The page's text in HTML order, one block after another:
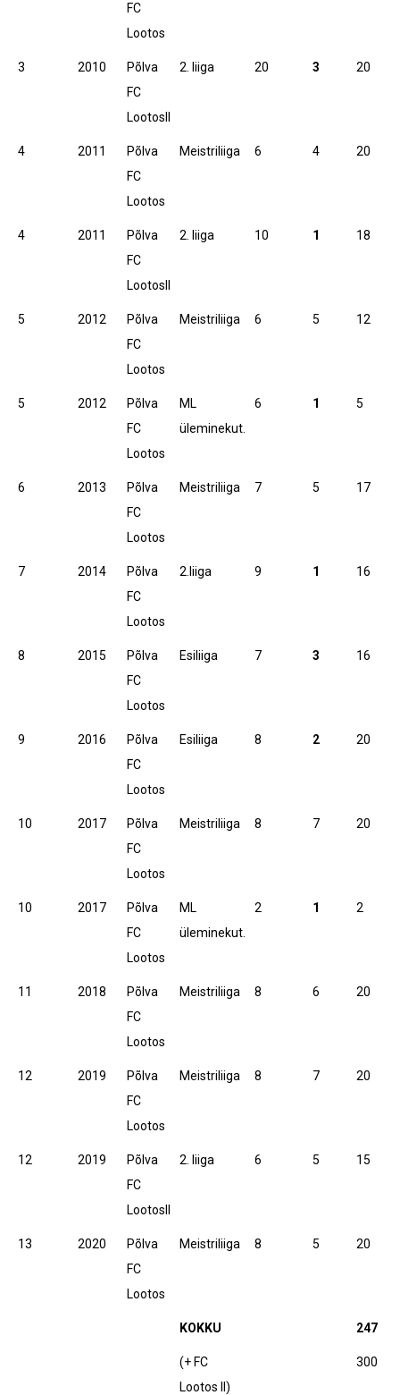
FC
Lootos
3 2010
Põlva
FC
LootosII
2. liiga 20 3 20
4 2011
Põlva
FC
Lootos
Meistriliiga 6 4 20
4 2011
Põlva
FC
LootosII
2. liiga 10 1 18
5 2012
Põlva
FC
Lootos
Meistriliiga 6 5 12
5 2012
Põlva
FC
Lootos
ML
üleminekut.
6 1 5
6 2013
Põlva
FC
Lootos
Meistriliiga 7 5 17
7 2014
Põlva
FC
Lootos
2.liiga 9 1 16
8 2015
Põlva
FC
Lootos
Esiliiga 7 3 16
9 2016
Põlva
FC
Lootos
Esiliiga 8 2 20
10 2017
Põlva
FC
Lootos
Meistriliiga 8 7 20
10 2017
Põlva
FC
Lootos
ML
üleminekut.
2 1 2
11 2018
Põlva
FC
Lootos
Meistriliiga 8 6 20
12 2019
Põlva
FC
Lootos
Meistriliiga 8 7 20
12 2019
Põlva
FC
LootosII
2. liiga 6 5 15
13 2020
Põlva
FC
Lootos
Meistriliiga 8 5 20
KOKKU 247
(+ FC
Lootos II)
300